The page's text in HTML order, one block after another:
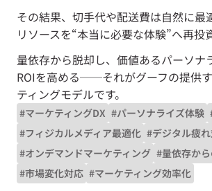
その結果、切手代や配送費は自然に最
リソースを“本当に必要な体験”へ再投
量依存から脱却し、価値あるパーソナ
ROIを高める──それがグーフの提供
ティングモデルです。
#マーケティングDX #パーソナライズ体験
#フィジカルメディア最適化 #デジタル疲
#オンデマンドマーケティング #量依存か
#市場変化対応 #マーケティング効率化